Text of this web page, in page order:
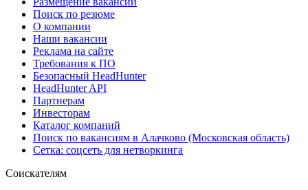
Поиск по резюме
О компании
Наши вакансии
Реклама на сайте
Требования к ПО
Безопасный HeadHunter
HeadHunter API
Партнерам
Инвесторам
Каталог компаний
Поиск по вакансиям в Алачково (Московская область)
Сетка: соцсеть для нетворкинга
Соискателям